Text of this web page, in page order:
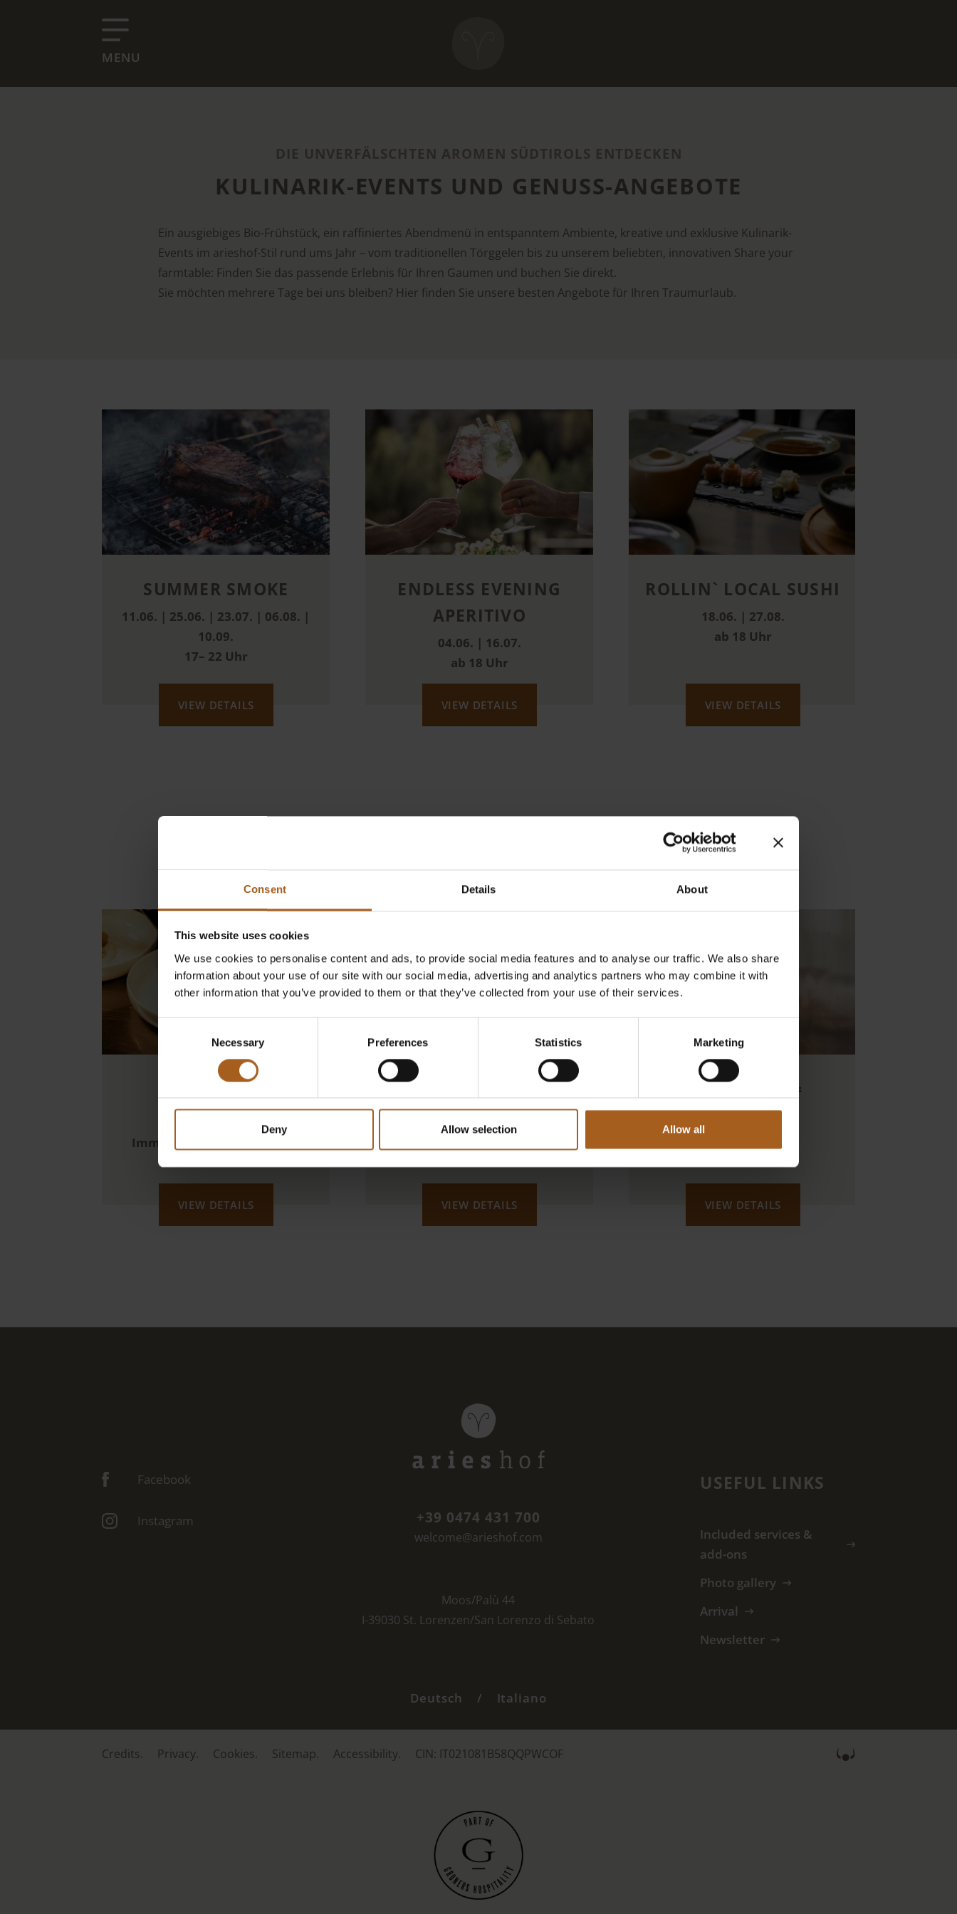
Consent Details About
This website uses cookies
We use cookies to personalise content and ads, to provide social media features and to analyse our traffic. We also share
information about your use of our site with our social media, advertising and analytics partners who may combine it with
other information that you’ve provided to them or that they’ve collected from your use of their services.
Consent
Necessary Preferences Statistics Marketing
Deny Allow selection Allow all
MENU
DIE UNVERFÄLSCHTEN AROMEN SÜDTIROLS ENTDECKEN
KULINARIK-EVENTS UND GENUSS-ANGEBOTE
Ein ausgiebiges Bio-Frühstück, ein raffiniertes Abendmenü in entspanntem Ambiente, kreative und exklusive Kulinarik-
Events im arieshof-Stil rund ums Jahr – vom traditionellen Törggelen bis zu unserem beliebten, innovativen Share your
farmtable: Finden Sie das passende Erlebnis für Ihren Gaumen und buchen Sie direkt.
Sie möchten mehrere Tage bei uns bleiben? Hier finden Sie unsere besten Angebote für Ihren Traumurlaub.
SUMMER SMOKE
11.06. | 25.06. | 23.07. | 06.08. |
10.09.
17– 22 Uhr
VIEW DETAILS
ENDLESS EVENING
APERITIVO
04.06. | 16.07.
ab 18 Uhr
VIEW DETAILS
ROLLIN` LOCAL SUSHI
18.06. | 27.08.
ab 18 Uhr
VIEW DETAILS
UNSERE EVENTS
SHARE YOUR
FARMTABLE
Immer mittwochs–sonntags
abends
VIEW DETAILS
03.09. | 17.09.
ab 19 Uhr
VIEW DETAILS
HERBSTZEIT =
TÖRGGELEN
ab 19 Uhr
VIEW DETAILS
Facebook
Instagram +39 0474 431 700
welcome@arieshof.com
Moos/Palù 44
I-39030 St. Lorenzen/San Lorenzo di Sebato
USEFUL LINKS
Included services &
add-ons
Photo gallery
Arrival
Newsletter
Deutsch / Italiano
Credits. Privacy. Cookies. Sitemap. Accessibility. CIN: IT021081B58QQPWCOF